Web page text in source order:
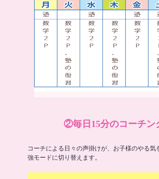
②毎日15分のコーチン
コーチによる日々の声掛けが、お子様のやる気
強モードに切り替えます。